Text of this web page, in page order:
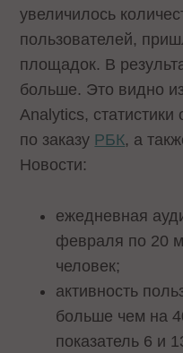
увеличилось
пользователей,
площадок. В
больше. Это видно
Analytics,
по заказу РБК, а
Новости:
ежедневная
февраля по 20
человек;
активность
больше чем на
показатель 6 и